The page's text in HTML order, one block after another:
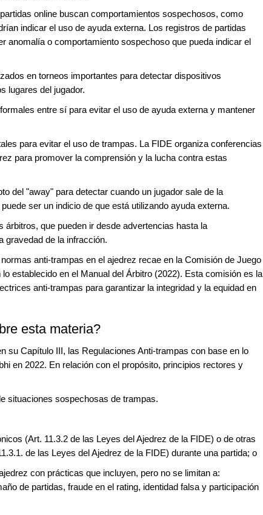
online buscan comportamientos sospechosos, como
indicar el uso de ayuda externa. Los registros de partidas
anomalía o comportamiento sospechoso que pueda indicar el
en torneos importantes para detectar dispositivos
lugares del jugador.
entre sí para evitar el uso de ayuda externa y mantener
para evitar el uso de trampas. La FIDE organiza conferencias
para promover la comprensión y la lucha contra estas
del "away" para detectar cuando un jugador sale de la
ser un indicio de que está utilizando ayuda externa.
árbitros, que pueden ir desde advertencias hasta la
gravedad de la infracción.
anti-trampas en el ajedrez recae en la Comisión de Juego
establecido en el Manual del Árbitro (2022). Esta comisión es la
anti-trampas para garantizar la integridad y la equidad en
esta materia?
su Capítulo III, las Regulaciones Anti-trampas con base en lo
en 2022. En relación con el propósito, principios rectores y
situaciones sospechosas de trampas.
(Art. 11.3.2 de las Leyes del Ajedrez de la FIDE) o de otras
de las Leyes del Ajedrez de la FIDE) durante una partida; o
con prácticas que incluyen, pero no se limitan a:
de partidas, fraude en el rating, identidad falsa y participación